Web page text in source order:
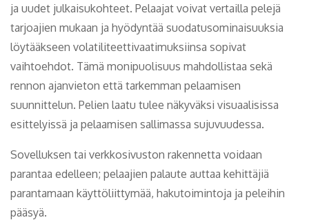
ja uudet julkaisukohteet. Pelaajat voivat vertailla pelejä
tarjoajien mukaan ja hyödyntää suodatusominaisuuksia
löytääkseen volatiliteettivaatimuksiinsa sopivat
vaihtoehdot. Tämä monipuolisuus mahdollistaa sekä
rennon ajanvieton että tarkemman pelaamisen
suunnittelun. Pelien laatu tulee näkyväksi visuaalisissa
esittelyissä ja pelaamisen sallimassa sujuvuudessa.
Sovelluksen tai verkkosivuston rakennetta voidaan
parantaa edelleen; pelaajien palaute auttaa kehittäjiä
parantamaan käyttöliittymää, hakutoimintoja ja peleihin
pääsyä.